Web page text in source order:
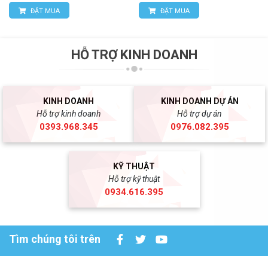
ĐẶT MUA ĐẶT MUA
HỖ TRỢ KINH DOANH
KINH DOANH
Hỗ trợ kinh doanh
0393.968.345
KINH DOANH DỰ ÁN
Hỗ trợ dự án
0976.082.395
KỸ THUẬT
Hỗ trợ kỹ thuật
0934.616.395
Tìm chúng tôi trên